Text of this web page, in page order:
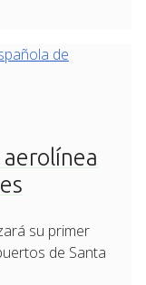
su primer
de Santa